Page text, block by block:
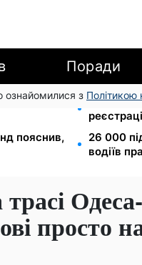
Поради
ознайомилися з Політикою
пропонує
10
пояснив,
26 000
водіїв
Одеса-
просто